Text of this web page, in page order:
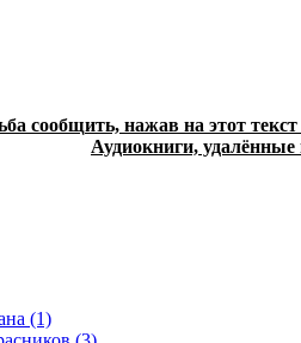
сообщить, нажав на этот
Аудиокниги,